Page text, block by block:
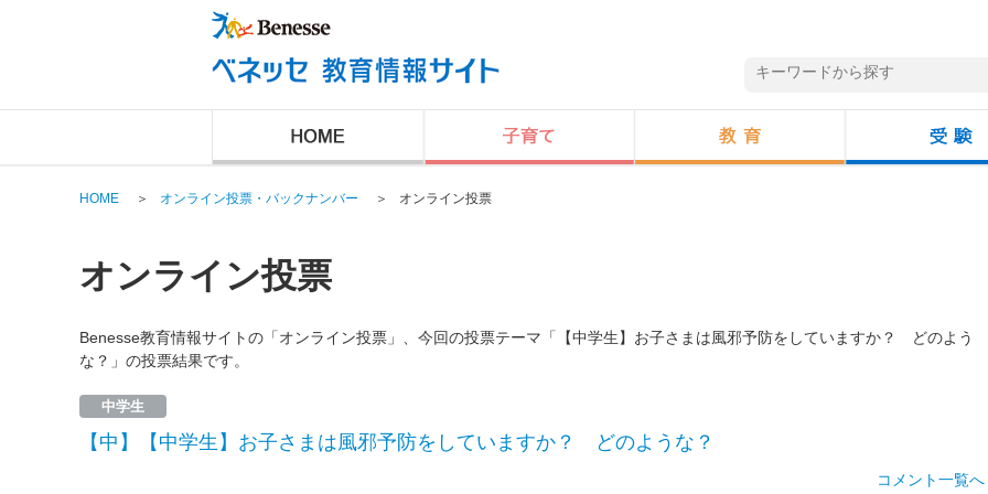
HOME ＞ オンライン投票・バックナンバー ＞ オンライン投票
オンライン投票
Benesse教育情報サイトの「オンライン投票」、今回の投票テーマ「【中学生】お子さまは風邪予防をしていますか？ どのよう
な？」の投票結果です。
中学生
【中】【中学生】お子さまは風邪予防をしていますか？ どのような？
コメント一覧へ